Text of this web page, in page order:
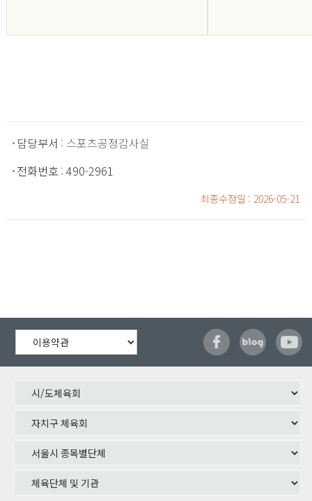
담당부서 : 스포츠공정감사실
전화번호 : 490-2961
최종수정일 : 2026-05-21